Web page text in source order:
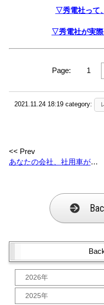
▽秀電社って
▽秀電社が実
Page: 1
2021.11.24 18:19 category:
<< Prev
あなたの会社、社用車が5台以上ありませんか？電気・機械工事「以外」の資格もしっかり取得！
2026年
1月 (1)
2025年